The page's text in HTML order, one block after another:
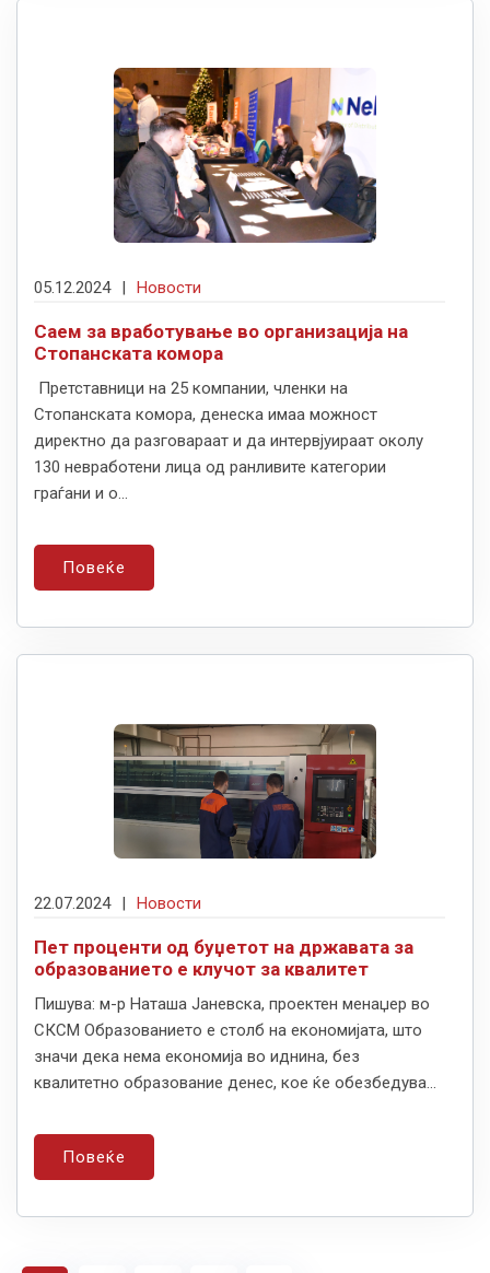
05.12.2024 | Новости
Саем за вработување во организација на
Стопанската комора
Претставници на 25 компании, членки на
Стопанската комора, денеска имаа можност
директно да разговараат и да интервјуираат околу
130 невработени лица од ранливите категории
граѓани и о...
Повеќе
22.07.2024 | Новости
Пет проценти од буџетот на државата за
образованието е клучот за квалитет
Пишува: м-р Наташа Јаневска, проектен мeнаџер во
СКСМ Образованието е столб на економијата, што
значи дека нема економија во иднина, без
квалитетно образование денес, кое ќе обезбедува...
Повеќе